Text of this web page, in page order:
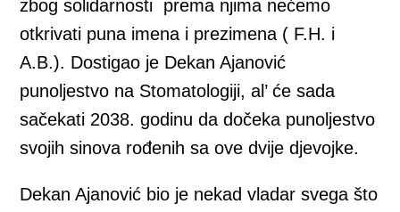
zbog solidarnosti prema njima nećemo
otkrivati puna imena i prezimena ( F.H. i
A.B.). Dostigao je Dekan Ajanović
punoljestvo na Stomatologiji, al’ će sada
sačekati 2038. godinu da dočeka punoljestvo
svojih sinova rođenih sa ove dvije djevojke.
Dekan Ajanović bio je nekad vladar svega što